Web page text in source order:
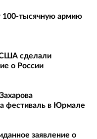
тысячную армию
сделали
о России
фестиваль в Юрмале
заявление о